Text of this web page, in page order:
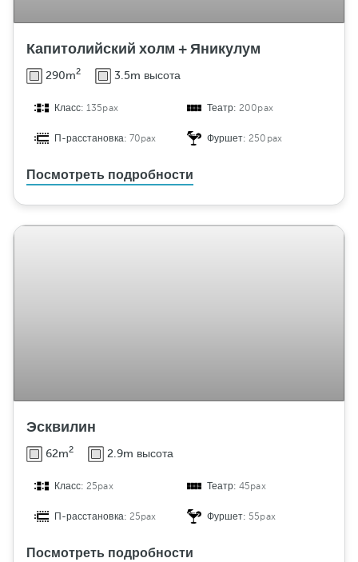
Капитолийский холм + Яникулум
290m2 3.5m высота
Класс:135pax Театр:200pax
П-расстановка: 70pax Фуршет:250pax
Посмотреть подробности
Эсквилин
62m2 2.9m высота
Класс:25pax Театр:45pax
П-расстановка: 25pax Фуршет: 55pax
Посмотреть подробности